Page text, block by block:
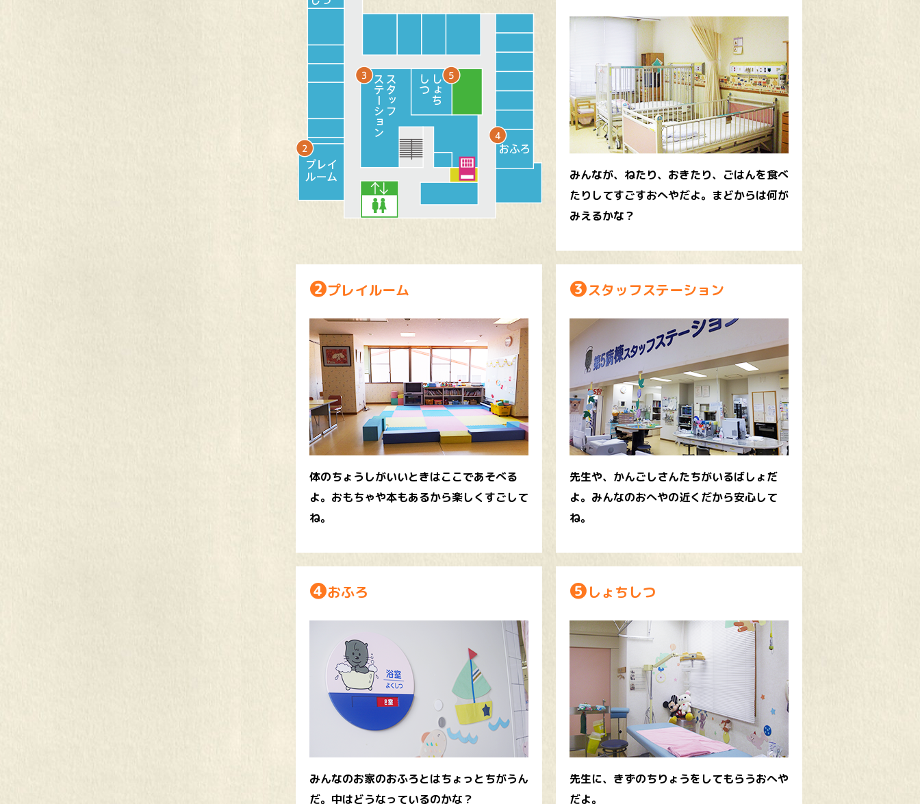
みんなが、ねたり、おきたり、ごはんを食べ
たりしてすごすおへやだよ。まどからは何が
みえるかな？
❷プレイルーム
体のちょうしがいいときはここであそべる
よ。おもちゃや本もあるから楽しくすごして
ね。
❸スタッフステーション
先生や、かんごしさんたちがいるばしょだ
よ。みんなのおへやの近くだから安心して
ね。
❹おふろ
みんなのお家のおふろとはちょっとちがうん
だ。中はどうなっているのかな？
❺しょちしつ
先生に、きずのちりょうをしてもらうおへや
だよ。